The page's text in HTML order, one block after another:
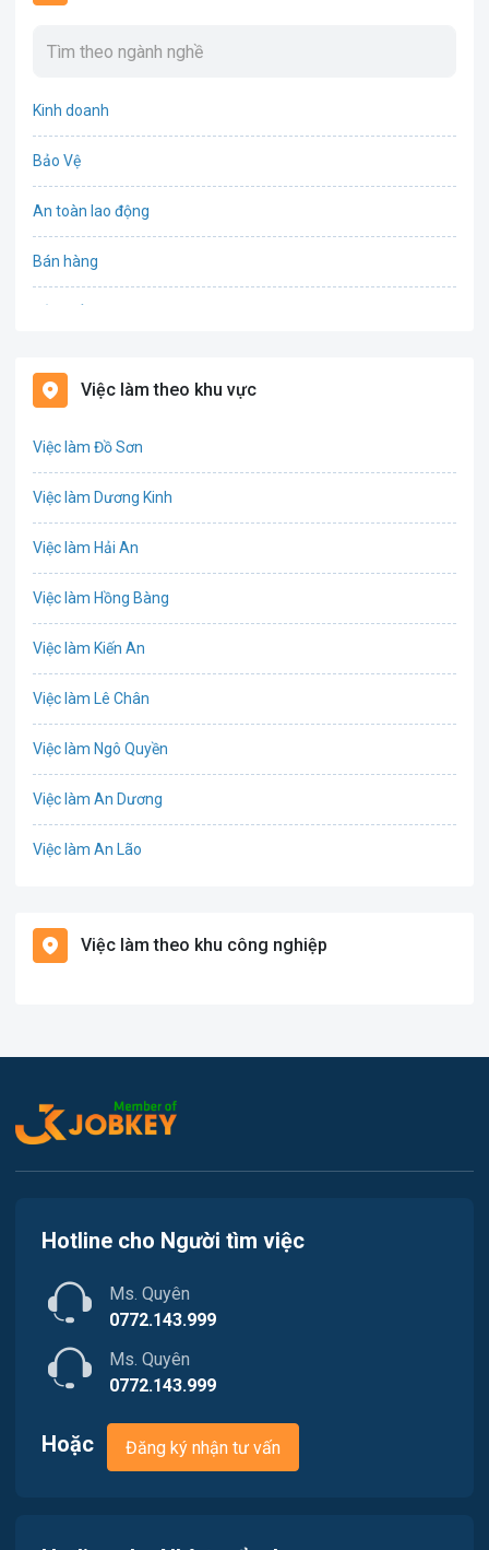
Kinh doanh
Bảo Vệ
An toàn lao động
Bán hàng
Biên phiên dịch
Văn Phòng
Lao Động Phổ Thông
Nhà hàng / Khách sạn
Nhân sự
Nông - Lâm - Thủy Sản
Việc làm theo khu vực
Việc làm Đồ Sơn
Việc làm Dương Kinh
Việc làm Hải An
Việc làm Hồng Bàng
Việc làm Kiến An
Việc làm Lê Chân
Việc làm Ngô Quyền
Việc làm An Dương
Việc làm An Lão
Việc làm Cát Hải
Việc làm Tiên Lãng
Việc làm Hòa Bình
Việc làm Nam Triệu
Việc làm Bạch Đằng
Việc làm Lê Ích Mộc
Việc làm theo khu công nghiệp
Hotline cho Người tìm việc
Ms. Quyên
0772.143.999
Ms. Quyên
0772.143.999
Hoặc Đăng ký nhận tư vấn